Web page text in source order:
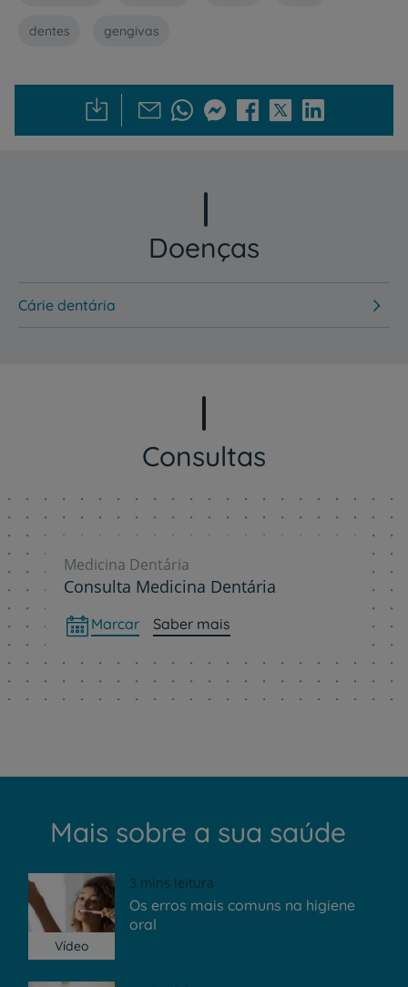
dentes gengivas
Doenças
Cárie dentária
Consultas
Medicina Dentária
Consulta Medicina Dentária
Marcar Saber mais
Mais sobre a sua saúde
Vídeo
3 mins leitura
Os erros mais comuns na higiene
oral